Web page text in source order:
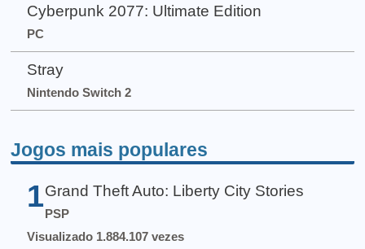
Cyberpunk 2077: Ultimate Edition
PC
Stray
Nintendo Switch 2
Jogos mais populares
1 Grand Theft Auto: Liberty City Stories
PSP
Visualizado 1.884.107 vezes